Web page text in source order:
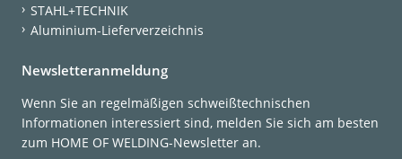
STAHL+TECHNIK
Aluminium-Lieferverzeichnis
Newsletteranmeldung
Wenn Sie an regelmäßigen schweißtechnischen
Informationen interessiert sind, melden Sie sich am besten
zum HOME OF WELDING-Newsletter an.